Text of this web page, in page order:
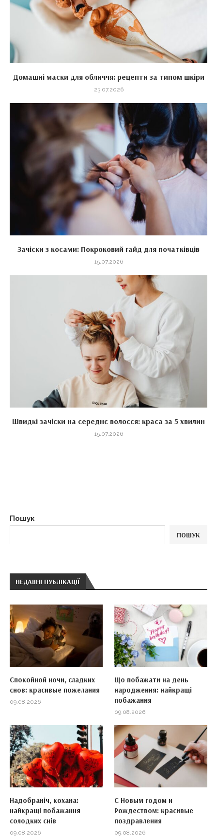
Домашні маски для обличчя: рецепти за типом шкіри
23.07.2026
Зачіски з косами: Покроковий гайд для початківців
15.07.2026
Швидкі зачіски на середнє волосся: краса за 5 хвилин
15.07.2026
Пошук
ПОШУК
НЕДАВНІ ПУБЛІКАЦІЇ
Спокойной ночи, сладких
снов: красивые пожелания
09.08.2026
Що побажати на день
народження: найкращі
побажання
09.08.2026
Надобраніч, кохана:
найкращі побажання
солодких снів
09.08.2026
С Новым годом и
Рождеством: красивые
поздравления
09.08.2026